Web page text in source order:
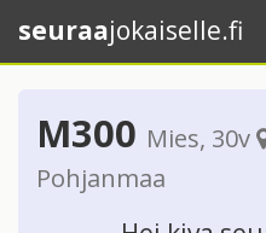
seuraajokaiselle.fi
M300 Mies, 30v
Pohjanmaa